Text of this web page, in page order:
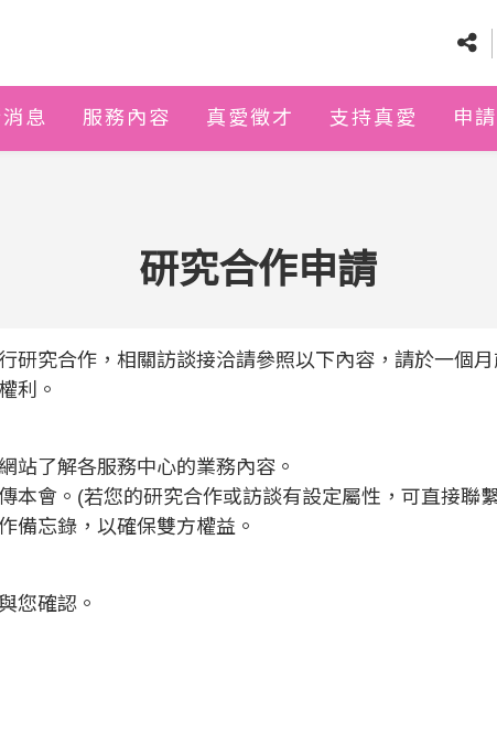
息 服務內容 真愛徵才 支持真愛 申
研究合作申請
研究合作，相關訪談接洽請參照以下內容，請於一個
利。
站了解各服務中心的業務內容。
本會。(若您的研究合作或訪談有設定屬性，可直接聯
備忘錄，以確保雙方權益。
您確認。